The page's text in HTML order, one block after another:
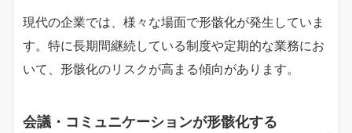
現代の企業では、様々な場面で形骸化が発生していま
す。特に長期間継続している制度や定期的な業務にお
いて、形骸化のリスクが高まる傾向があります。
会議・コミュニケーションが形骸化する